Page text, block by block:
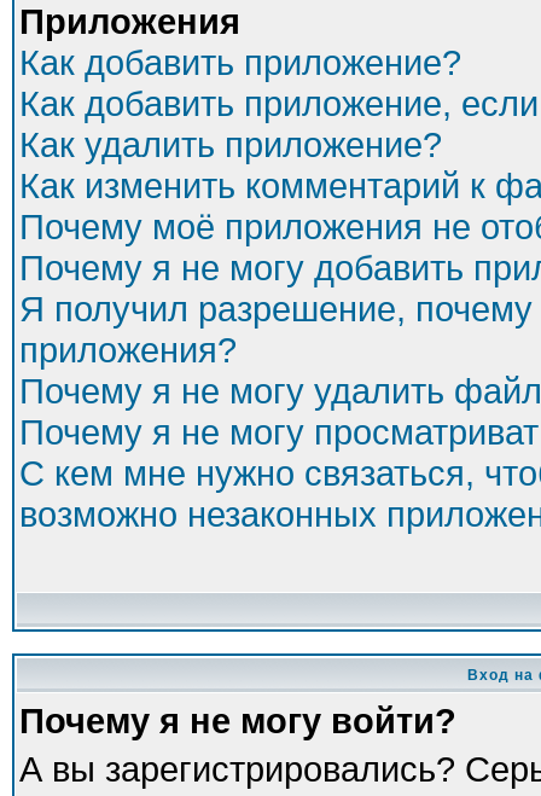
Приложения
Как добавить приложение?
Как добавить приложение,
Как удалить приложение?
Как изменить комментарий к
Почему моё приложения не
Почему я не могу добавить
Я получил разрешение,
приложения?
Почему я не могу удалить
Почему я не могу
С кем мне нужно связаться,
возможно незаконных
Вход на
Почему я не могу войти?
А вы зарегистрировались?